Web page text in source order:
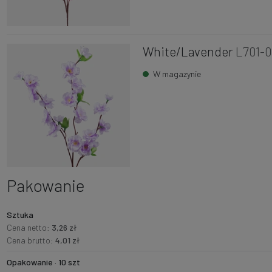
White/Lavender L701-
W magazynie
Pakowanie
Sztuka
Cena netto: 3,26 zł
Cena brutto: 4,01 zł
Opakowanie · 10 szt